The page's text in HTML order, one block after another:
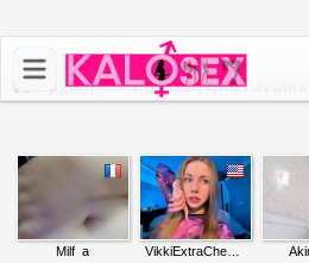
Αρχική >Υπηρεσίες από Γυναίκες